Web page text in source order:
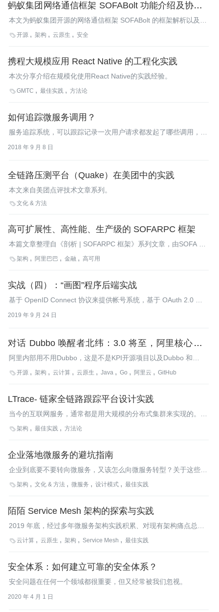
蚂蚁集团网络通信框架 SOFABolt 功能介绍及协议框
架解析
本文为蚂蚁集团开源的网络通信框架 SOFABolt 的框架解析以及功
能介绍。
开源 架构 云原生 安全
携程大规模应用 React Native 的工程化实践
本次分享介绍在规模化使用React Native的实践经验。
GMTC 最佳实践 方法论
如何追踪微服务调用？
服务追踪系统，可以跟踪记录一次用户请求都发起了哪些调用，经
2018 年 9 月 8 日
全链路压测平台（Quake）在美团中的实践
本文来自美团点评技术文章系列。
文化 & 方法
高可扩展性、高性能、生产级的 SOFARPC 框架
本篇文章整理自《剖析 | SOFARPC 框架》系列文章，由SOFA 团
队和源码爱好者们共同出品。
架构 阿里巴巴 金融 高可用
实战（四）：“画图”程序后端实战
基于 OpenID Connect 协议来提供帐号系统，基于 OAuth 2.0 协
2019 年 9 月 24 日
对话 Dubbo 唤醒者北纬：3.0 将至，阿里核心电商
业务也在用 Dubbo | 开源创新 30 人
阿里内部用不用Dubbo，这是不是KPI开源项目以及Dubbo 和
Spring Cloud 之间是什么关系。
开源 架构 云计算 云原生 Java Go 阿里云 GitHub
LTrace- 链家全链路跟踪平台设计实践
当今的互联网服务，通常都是用大规模的分布式集群来实现的。服
务可能来自不同的研发团队、使用不同的编程语言来实现、运行在
架构 最佳实践 方法论
企业落地微服务的避坑指南
企业到底要不要转向微服务，又该怎么向微服务转型？关于这些问
题，我们采访了 BoCloud 博云高级解决方案架构师赵安全，来看
架构 文化 & 方法 微服务 设计模式 最佳实践
陌陌 Service Mesh 架构的探索与实践
2019 年底，经过多年微服务架构实践积累、对现有架构痛点总结
分析以及多个阶段的思考与评估后，陌陌正式启动了 Service
云计算 云原生 架构 Service Mesh 最佳实践
安全体系：如何建立可靠的安全体系？
安全问题在任何一个领域都很重要，但又经常被我们忽视。
2020 年 4 月 1 日